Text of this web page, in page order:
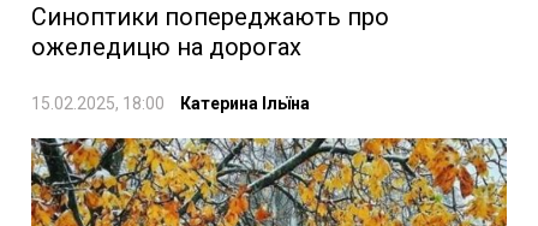
Синоптики попереджають про
ожеледицю на дорогах
15.02.2025, 18:00 Катерина Ільїна